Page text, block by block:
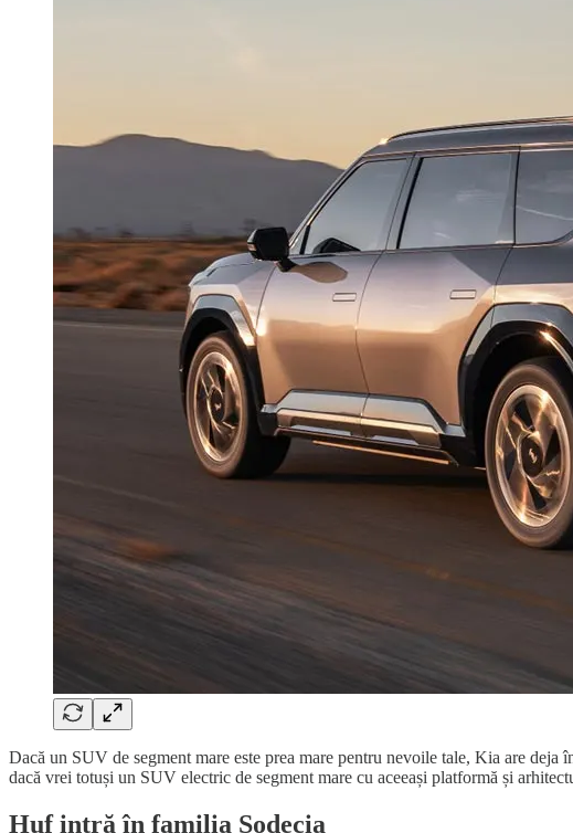
Dacă un SUV de segment mare este prea mare pentru nevoile tale, Kia are
dacă vrei totuși un SUV electric de segment mare cu aceeași platformă și
Huf intră în familia Sodecia